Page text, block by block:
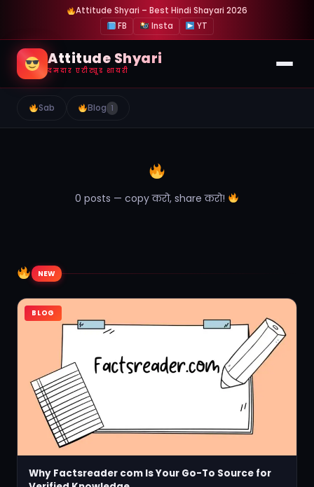
Attitude Shyari – Best Hindi Shayari 2026
FB
Insta YT
Attitude Shyari
दमदार एटीट्यूड शायरी
Sab Blog 1
0 posts — copy करो, share करो!
NEW
BLOG
Why Factsreader com Is Your Go-To Source for